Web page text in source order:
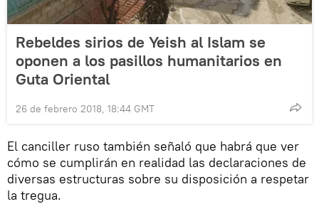
Rebeldes sirios de Yeish al Islam se
oponen a los pasillos humanitarios en
Guta Oriental
26 de febrero 2018, 18:44 GMT
El canciller ruso también señaló que habrá que ver
cómo se cumplirán en realidad las declaraciones de
diversas estructuras sobre su disposición a respetar
la tregua.